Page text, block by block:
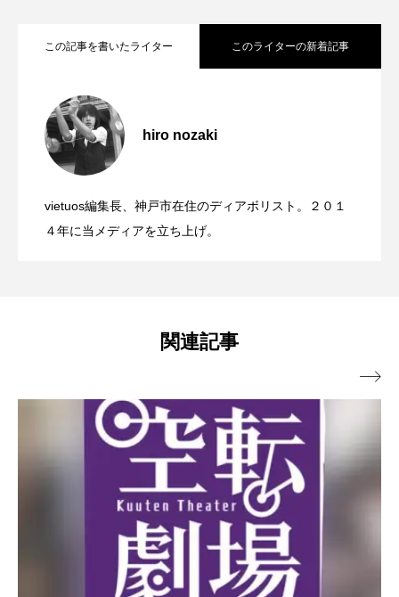
この記事を書いたライター このライターの新着記事
hiro nozaki
vietuos編集長、神戸市在住のディアボリスト。２０１
４年に当メディアを立ち上げ。
2022.06.21
2022.06.21
2022.06.21
催。運営スタッフも募集中。
関連記事
